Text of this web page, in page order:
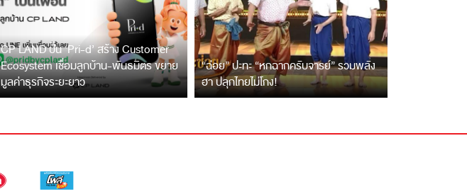
CP LAND ปั้น ‘Pri-d’ สร้าง Customer
Ecosystem เชื่อมลูกบ้าน-พันธมิตร ขยาย
มูลค่าธุรกิจระยะยาว
“ฉ่อย” ปะทะ “หกฉากครับจารย์” รวมพลัง
ฮา ปลุกไทยไม่โกง!